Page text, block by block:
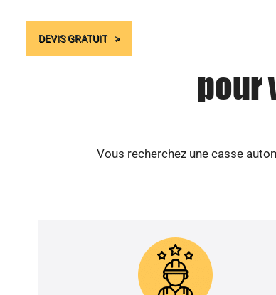
DEVIS GRATUIT
pour
Vous recherchez une casse